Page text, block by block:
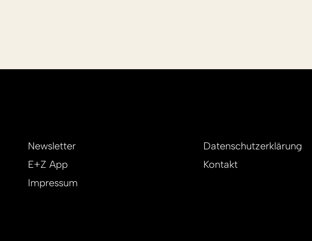
Newsletter
Datenschutzerklärung
E+Z App
Kontakt
Impressum